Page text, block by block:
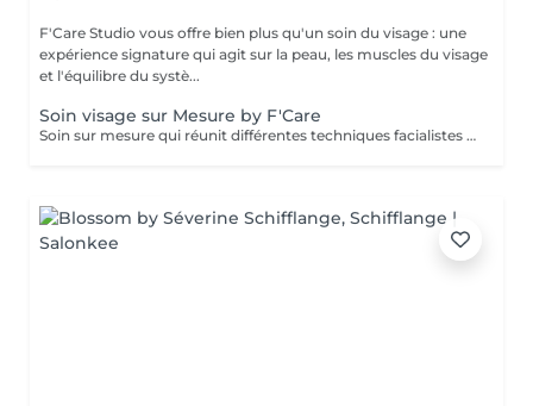
F'Care Studio vous offre bien plus qu'un soin du visage : une
expérience signature qui agit sur la peau, les muscles du visage
et l'équilibre du systè...
Soin visage sur Mesure by F'Care
Soin sur mesure qui réunit différentes techniques facialistes pour cibler en profondeur vos besoins et attentes, zone par zone. La promesse d'une pause bien-être rien que pour vous, d'un soin massage facialiste sur mesure avec des résultats visibles immédiatement. Pour qui ? Vous aimez les soins du visage naturels et non invasifs reposant sur les bienfaits du massage manuel pour transformer durablement la qualité de votre peau et la structure de votre visage. Bénéfices : Effets visibles sur les signes de vieillissement, de fatigue, les gonflements, les imperfections et le manque d'éclat. Chaque soin est réalisé sur mesure en fonction de vos besoins et attentes - Diagnostic de peau et morpho facial - Nettoyage de la peau - Massage en profondeur du visage, cou, décolleté et crâne - Recommandation personnalisé Soin de 60 minutes : 140 € Soin de 75 minutes : 160€ Soin de 90 minutes : 180€ Ajoutez une séance de thérapie LED anti imperfections de 20 minutes (+25€). Lieu : F'Care Studio, 22 rue de Bruxelles à Mamer (Luxembourg). Place de parking privative à droite du studio.